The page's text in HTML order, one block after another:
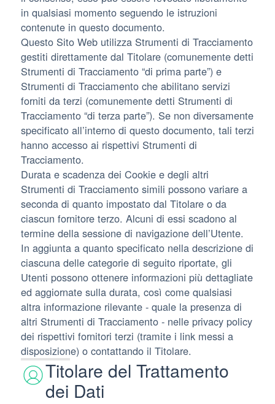
in qualsiasi momento seguendo le istruzioni
contenute in questo documento.
Questo Sito Web utilizza Strumenti di Tracciamento
gestiti direttamente dal Titolare (comunemente detti
Strumenti di Tracciamento “di prima parte”) e
Strumenti di Tracciamento che abilitano servizi
forniti da terzi (comunemente detti Strumenti di
Tracciamento “di terza parte”). Se non diversamente
specificato all’interno di questo documento, tali terzi
hanno accesso ai rispettivi Strumenti di
Tracciamento.
Durata e scadenza dei Cookie e degli altri
Strumenti di Tracciamento simili possono variare a
seconda di quanto impostato dal Titolare o da
ciascun fornitore terzo. Alcuni di essi scadono al
termine della sessione di navigazione dell’Utente.
In aggiunta a quanto specificato nella descrizione di
ciascuna delle categorie di seguito riportate, gli
Utenti possono ottenere informazioni più dettagliate
ed aggiornate sulla durata, così come qualsiasi
altra informazione rilevante - quale la presenza di
altri Strumenti di Tracciamento - nelle privacy policy
dei rispettivi fornitori terzi (tramite i link messi a
disposizione) o contattando il Titolare.
Titolare del Trattamento
dei Dati